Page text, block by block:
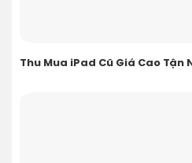
Thu Mua iPad Cũ Giá Cao Tận